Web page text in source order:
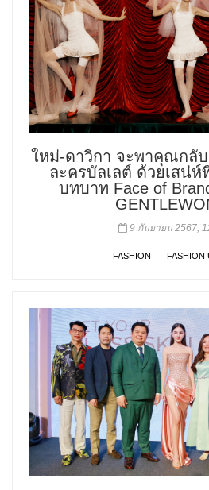
ใหม่-ดาวิกา จะพาคุณกลับ
ละครบัลเลต์ ด้วยเสน่
บทบาท Face of
9 กันยายน 2567,
FASHION FASHION